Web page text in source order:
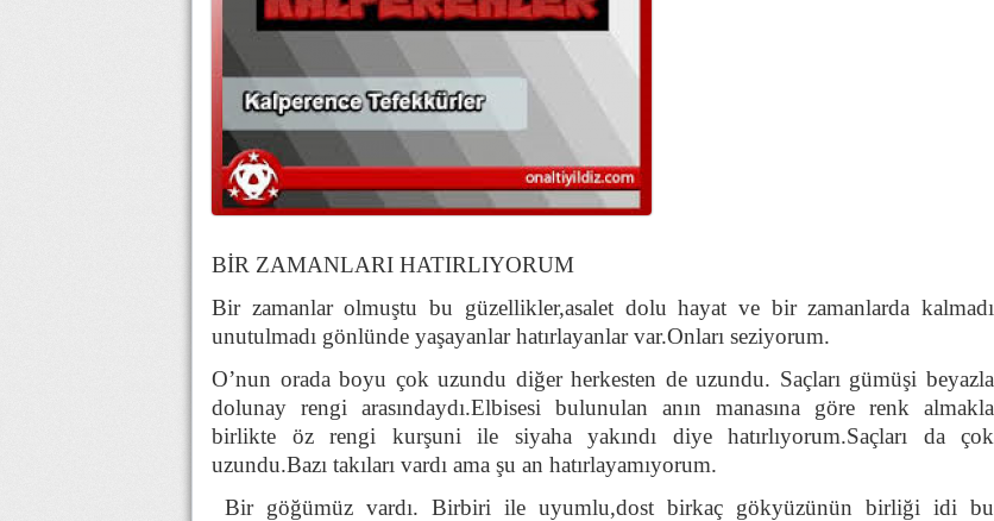
BİR ZAMANLARI HATIRLIYORUM
Bir zamanlar olmuştu bu güzellikler,asalet dolu hayat ve bir zamanlarda kalmadı
unutulmadı gönlünde yaşayanlar hatırlayanlar var.Onları seziyorum.
O’nun orada boyu çok uzundu diğer herkesten de uzundu. Saçları gümüşi beyazla
dolunay rengi arasındaydı.Elbisesi bulunulan anın manasına göre renk almakla
birlikte öz rengi kurşuni ile siyaha yakındı diye hatırlıyorum.Saçları da çok
uzundu.Bazı takıları vardı ama şu an hatırlayamıyorum.
Bir göğümüz vardı. Birbiri ile uyumlu,dost birkaç gökyüzünün birliği idi bu